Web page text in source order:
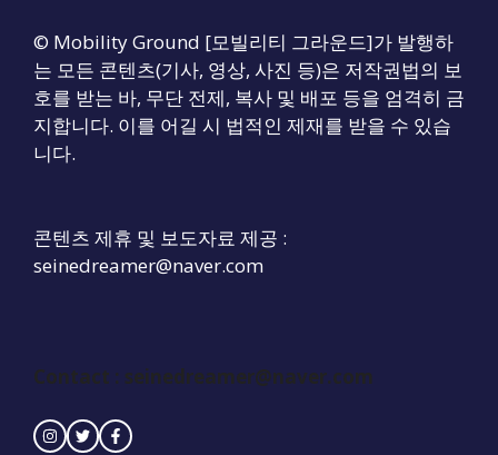
© Mobility Ground [모빌리티 그라운드]가 발행하
는 모든 콘텐츠(기사, 영상, 사진 등)은 저작권법의 보
호를 받는 바, 무단 전제, 복사 및 배포 등을 엄격히 금
지합니다. 이를 어길 시 법적인 제재를 받을 수 있습
니다.
콘텐츠 제휴 및 보도자료 제공 :
seinedreamer@naver.com
Contact : seinedreamer@naver.com